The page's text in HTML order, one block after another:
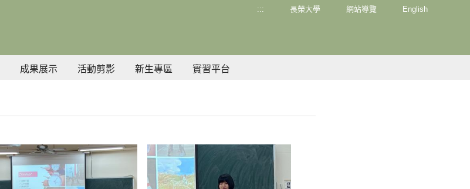
::: 長榮大學 網站導覽 English
成果展示 活動剪影 新生專區 實習平台